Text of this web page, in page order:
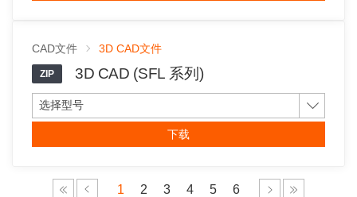
CAD文件 3D CAD文件
ZIP 3D CAD (SFL 系列)
选择型号
下载
1 2 3 4 5 6